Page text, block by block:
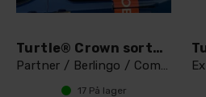
Turtle® Crown sorte Takrails L1
Partner / Berlingo / Combo / Proace City
17På lager